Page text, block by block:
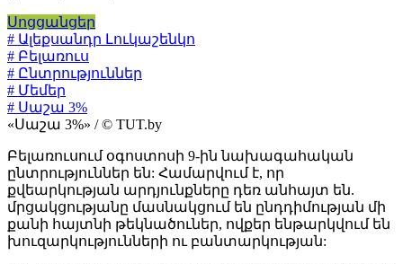
Սոցցանցեր
# Ալեքսանդր Լուկաշենկո
# Բելառուս
# Ընտրություններ
# Մեմեր
# Սաշա 3%
«Սաշա 3%» / © TUT.by
Բելառուսում օգոստոսի 9-ին նախագահական
ընտրություններ են: Համարվում է, որ
քվեարկության արդյունքները դեռ անհայտ են.
մրցակցությանը մասնակցում են ընդդիմության մի
քանի հայտնի թեկնածուներ, ովքեր ենթարկվում են
խուզարկությունների ու բանտարկության: